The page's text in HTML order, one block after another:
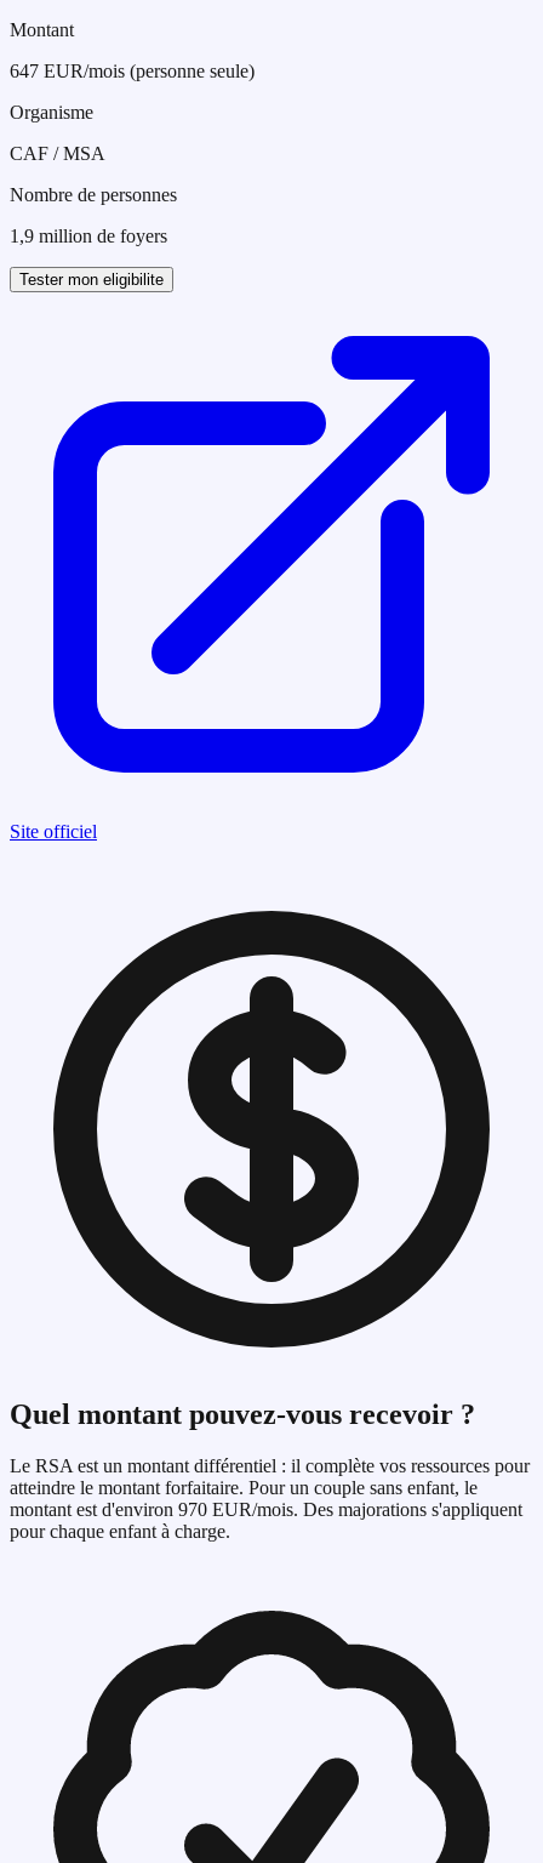
Montant
647 EUR/mois (personne seule)
Organisme
CAF / MSA
Nombre de personnes
1,9 million de foyers
Tester mon eligibilite
Site officiel
Quel montant pouvez-vous recevoir ?
Le RSA est un montant différentiel : il complète vos ressources pour
atteindre le montant forfaitaire. Pour un couple sans enfant, le
montant est d'environ 970 EUR/mois. Des majorations s'appliquent
pour chaque enfant à charge.